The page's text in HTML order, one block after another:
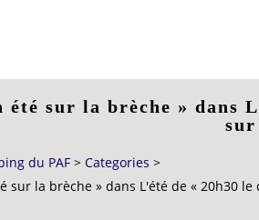
été sur la brèche » dans
sur
du PAF > Categories >
sur la brèche » dans L'été de « 20h30